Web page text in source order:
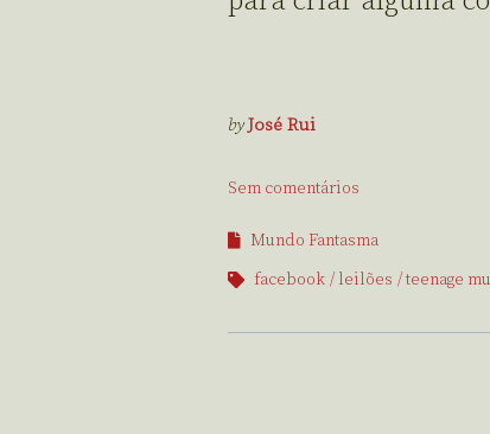
byJosé Rui
Sem comentários
Mundo Fantasma
facebook
leilões teenage